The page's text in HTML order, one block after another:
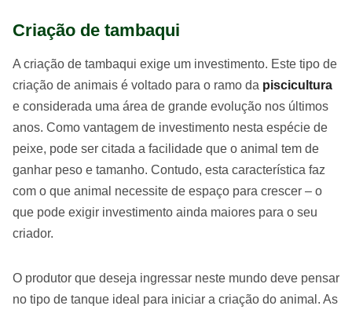
Criação de tambaqui
A criação de tambaqui exige um investimento. Este tipo de
criação de animais é voltado para o ramo da piscicultura
e considerada uma área de grande evolução nos últimos
anos. Como vantagem de investimento nesta espécie de
peixe, pode ser citada a facilidade que o animal tem de
ganhar peso e tamanho. Contudo, esta característica faz
com o que animal necessite de espaço para crescer – o
que pode exigir investimento ainda maiores para o seu
criador.
O produtor que deseja ingressar neste mundo deve pensar
no tipo de tanque ideal para iniciar a criação do animal. As